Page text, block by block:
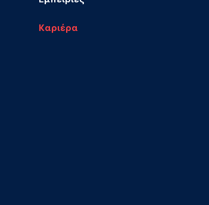
Καριέρα